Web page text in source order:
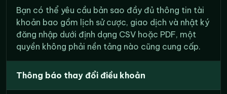
Bạn có thể yêu cầu bản sao đầy đủ thông tin tài
khoản bao gồm lịch sử cược, giao dịch và nhật ký
đăng nhập dưới định dạng CSV hoặc PDF, một
quyền không phải nền tảng nào cũng cung cấp.
Thông báo thay đổi điều khoản